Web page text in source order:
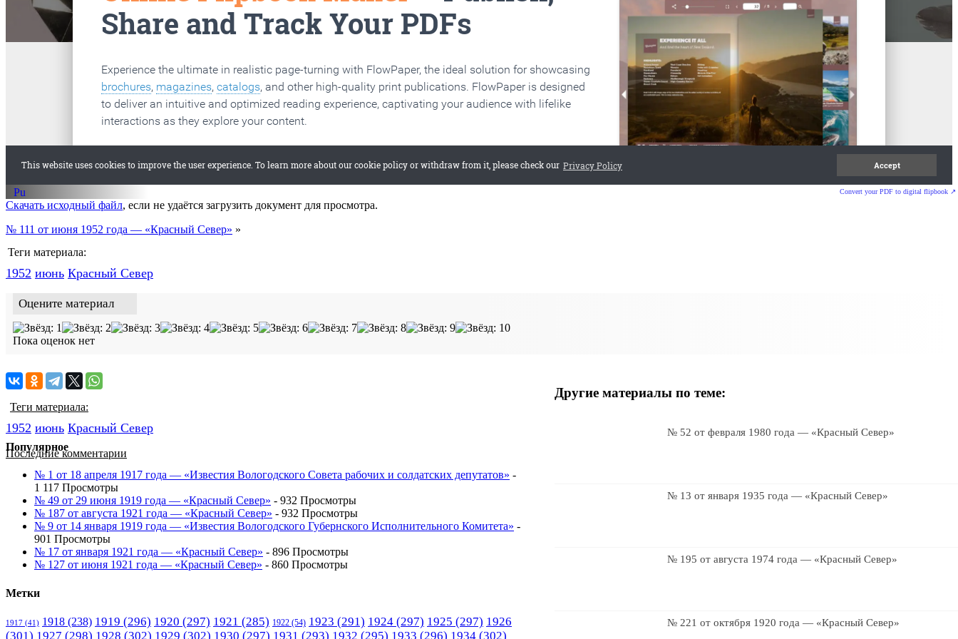
Вологда старые газеты
Convert your PDF to digital flipbook ↗
Скачать исходный файл, если не удаётся загрузить документ для просмотра.
№ 111 от июня 1952 года — «Красный Север» »
Теги материала:
1952 июнь Красный Cевер
Оцените материал
Пока оценок нет
Другие материалы по теме:
№ 52 от февраля 1980 года — «Красный Север»
№ 13 от января 1935 года — «Красный Север»
№ 195 от августа 1974 года — «Красный Север»
№ 221 от октября 1920 года — «Красный Север»
Теги материала:
1952 июнь Красный Cевер
Последние комментарии
Популярное
№ 1 от 18 апреля 1917 года — «Известия Вологодского Совета рабочих и солдатских депутатов» -
1 117 Просмотры
№ 49 от 29 июня 1919 года — «Красный Север» - 932 Просмотры
№ 187 от августа 1921 года — «Красный Север» - 932 Просмотры
№ 9 от 14 января 1919 года — «Известия Вологодского Губернского Исполнительного Комитета» -
901 Просмотры
№ 17 от января 1921 года — «Красный Север» - 896 Просмотры
№ 127 от июня 1921 года — «Красный Север» - 860 Просмотры
Метки
1917 (41) 1918 (238) 1919 (296) 1920 (297) 1921 (285) 1922 (54) 1923 (291) 1924 (297) 1925 (297) 1926
(301) 1927 (298) 1928 (302) 1929 (302) 1930 (297) 1931 (293) 1932 (295) 1933 (296) 1934 (302)